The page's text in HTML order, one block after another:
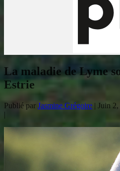
La maladie de Lyme
Estrie
Publié par Jasmine Grégoire | Juin 2,
|